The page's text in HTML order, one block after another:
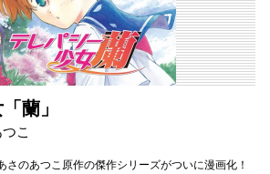
蘭」
こ
さのあつこ原作の傑作シリーズがついに漫画化！